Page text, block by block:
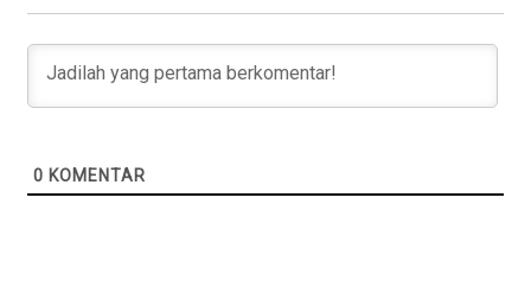
0 KOMENTAR